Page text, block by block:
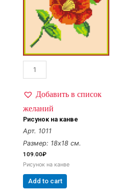
Добавить в список
желаний
Рисунок на канве
Арт. 1011
Размер: 18х18 см.
109.00₽
Рисунок на канве
Add to cart